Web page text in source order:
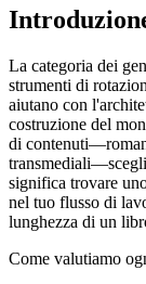
La categoria dei
strumenti di
aiutano con
costruzione del
di
significa trovare
nel tuo flusso di
lunghezza di un
Come valutiamo